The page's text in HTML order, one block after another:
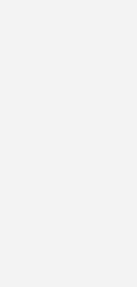
synthétique,
toxicité, dose,